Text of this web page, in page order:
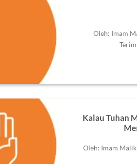
Oleh: Imam
Kalau Tuhan
Oleh: Imam